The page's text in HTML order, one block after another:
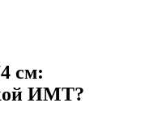
см:
ИМТ?